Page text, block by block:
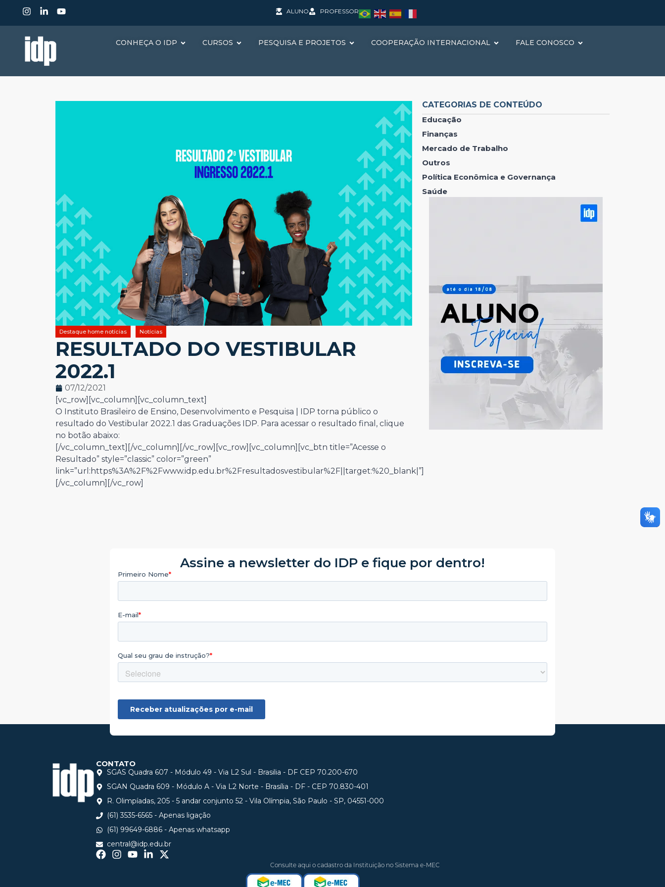
ALUNO PROFESSOR
CONHEÇA O IDP CURSOS PESQUISA E PROJETOS COOPERAÇÃO INTERNACIONAL FALE CONOSCO
Destaque home notícias Notícias
RESULTADO DO VESTIBULAR
2022.1
07/12/2021
[vc_row][vc_column][vc_column_text]
O Instituto Brasileiro de Ensino, Desenvolvimento e Pesquisa | IDP torna público o
resultado do Vestibular 2022.1 das Graduações IDP. Para acessar o resultado final, clique
no botão abaixo:
[/vc_column_text][/vc_column][/vc_row][vc_row][vc_column][vc_btn title=”Acesse o
Resultado” style=”classic” color=”green”
link=”url:https%3A%2F%2Fwww.idp.edu.br%2Fresultadosvestibular%2F||target:%20_blank|”]
[/vc_column][/vc_row]
CATEGORIAS DE CONTEÚDO
Educação
Finanças
Mercado de Trabalho
Outros
Política Econômica e Governança
Saúde
Assine a newsletter do IDP e fique por dentro!
CONTATO
SGAS Quadra 607 - Módulo 49 - Via L2 Sul - Brasilia - DF CEP 70.200-670
SGAN Quadra 609 - Módulo A - Via L2 Norte - Brasília - DF - CEP 70.830-401
R. Olimpíadas, 205 - 5 andar conjunto 52 - Vila Olímpia, São Paulo - SP, 04551-000
(61) 3535-6565 - Apenas ligação
(61) 99649-6886 - Apenas whatsapp
central@idp.edu.br
Consulte aqui o cadastro da Instituição no Sistema e-MEC